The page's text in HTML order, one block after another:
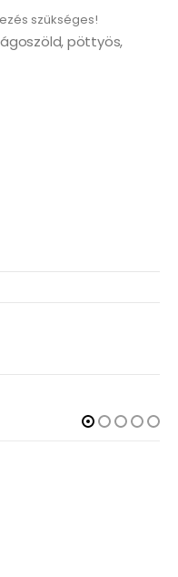
szükséges!
pöttyös,